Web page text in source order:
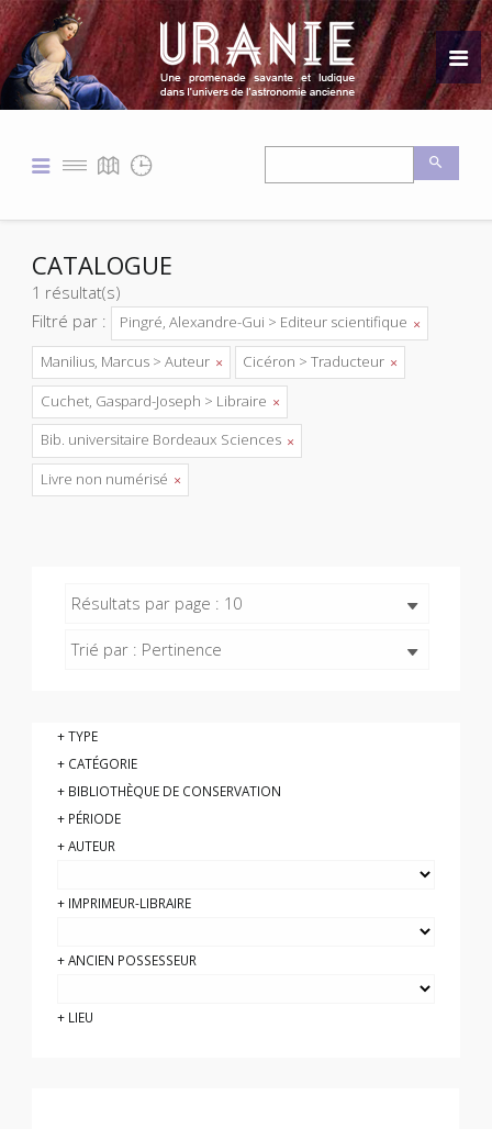
CATALOGUE
1 résultat(s)
Filtré par :
Pingré, Alexandre-Gui > Editeur scientifique
Manilius, Marcus > Auteur
Cicéron > Traducteur
Cuchet, Gaspard-Joseph > Libraire
Bib. universitaire Bordeaux Sciences
Livre non numérisé
Résultats par page : 10
Trié par : Pertinence
TYPE
CATÉGORIE
BIBLIOTHÈQUE DE CONSERVATION
PÉRIODE
AUTEUR
IMPRIMEUR-LIBRAIRE
ANCIEN POSSESSEUR
LIEU